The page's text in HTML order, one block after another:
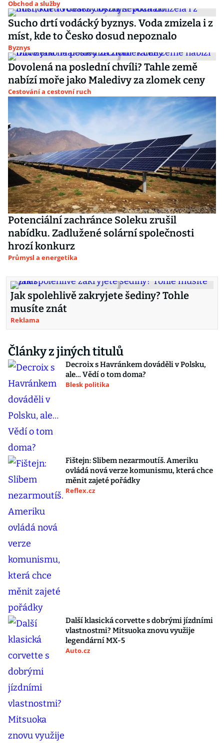
Obchod a služby
Sucho drtí vodácký byznys. Voda zmizela i z
míst, kde to Česko dosud nepoznalo
Byznys
Dovolená na poslední chvíli? Tahle země
nabízí moře jako Maledivy za zlomek ceny
Cestování a cestovní ruch
Potenciální zachránce Soleku zrušil
nabídku. Zadlužené solární společnosti
hrozí konkurz
Průmysl a energetika
Jak spolehlivě zakryjete šediny? Tohle
musíte znát
Reklama
Články z jiných titulů
Decroix s Havránkem dováděli v Polsku,
ale… Vědí o tom doma?
Blesk politika
Fištejn: Slibem nezarmoutíš. Ameriku
ovládá nová verze komunismu, která chce
měnit zajeté pořádky
Reflex.cz
Další klasická corvette s dobrými jízdními
vlastnostmi? Mitsuoka znovu využije
legendární MX-5
Auto.cz